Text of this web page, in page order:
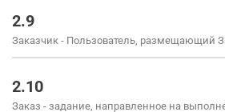
2.9
Заказчик - Пользователь, размещающий
2.10
Заказ - задание, направленное на